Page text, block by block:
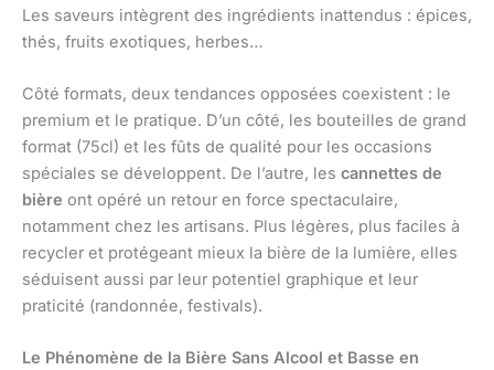
Les saveurs intègrent des ingrédients inattendus : épices,
thés, fruits exotiques, herbes…
Côté formats, deux tendances opposées coexistent : le
premium et le pratique. D’un côté, les bouteilles de grand
format (75cl) et les fûts de qualité pour les occasions
spéciales se développent. De l’autre, les cannettes de
bière ont opéré un retour en force spectaculaire,
notamment chez les artisans. Plus légères, plus faciles à
recycler et protégeant mieux la bière de la lumière, elles
séduisent aussi par leur potentiel graphique et leur
praticité (randonnée, festivals).
Le Phénomène de la Bière Sans Alcool et Basse en